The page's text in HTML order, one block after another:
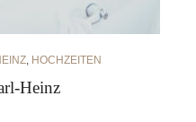
, HOCHZEITEN
Heinz